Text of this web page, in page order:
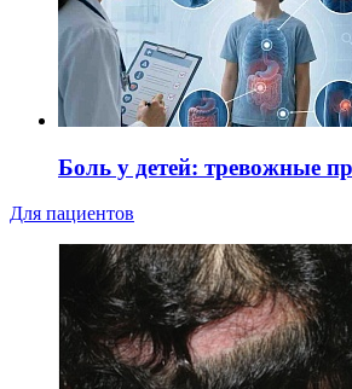
Боль у детей: тревожные
Для пациентов